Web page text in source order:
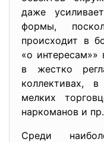
даже
формы,
происходит в
«о интересам»»
в жестко
коллективах, в
мелких
наркоманов и пр.
Среди